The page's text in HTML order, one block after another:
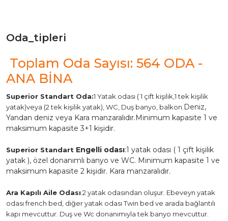
Oda_tipleri
Toplam Oda Sayısı: 564 ODA -
ANA BİNA
Superior Standart Oda:1 Yatak odası ( 1 çift kişilik,1 tek kişilik
yatak)veya (2 tek kişilik yatak), WC, Duş banyo, balkon. Deniz,
Yandan deniz veya Kara manzaralıdır.Minimum kapasite 1 ve
maksimum kapasite 3+1 kişidir.
Superior Standart Engelli odası:1 yatak odası ( 1 çift kişilik
yatak ), özel donanımlı banyo ve WC. Minimum kapasite 1 ve
maksimum kapasite 2 kişidir. Kara manzaralıdır.
Ara Kapılı Aile Odası:2 yatak odasından oluşur. Ebeveyn yatak
odası french bed, diğer yatak odası Twin bed ve arada bağlantılı
kapı mevcuttur. Duş ve Wc donanımıyla tek banyo mevcuttur.